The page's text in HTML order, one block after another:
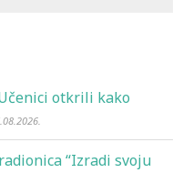
otkrili kako
“Izradi svoju